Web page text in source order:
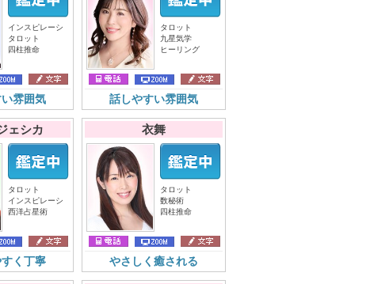
インスピレーシ
タロット
四柱推命
雰囲気
タロット
九星気学
ヒーリング
話しやすい雰囲気
ェシカ
タロット
インスピレーシ
西洋占星術
く丁寧
衣舞
タロット
数秘術
四柱推命
やさしく癒される